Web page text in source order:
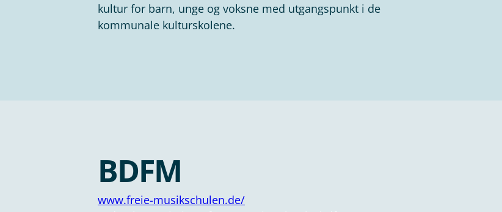
kultur for barn, unge og voksne med utgangspunkt i de
kommunale kulturskolene.
BDFM
www.freie-musikschulen.de/